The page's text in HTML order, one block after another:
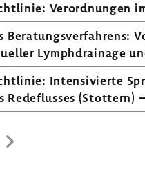
Verord­nungen
Bera­tungs­ver­fah­rens:
Lymph­drai­nage
Inten­si­vierte
Rede­flusses (Stot­tern)
zur